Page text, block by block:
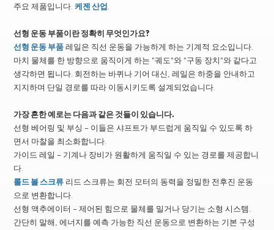
주요 제품입니다.케젠 산업
선형 운동 부품이란 정확히 무엇인가요?
선형 운동 부품레일은 직선 운동을 가능하게 하는 기계적 요소입니다.
마치 물체를 한 방향으로 움직이게 하는 "궤도"와 "구동 장치"와 같다고
생각하면 됩니다. 회전하는 바퀴나 기어 대신, 레일은 하중을 안내하고
지지하며 단일 경로를 따라 이동시키도록 설계되었습니다.
가장 흔한 예로는 다음과 같은 것들이 있습니다.
선형 베어링 및 부싱 – 이들은 샤프트가 부드럽게 움직일 수 있도록 하
면서 마찰을 최소화합니다.
가이드 레일 – 기계나 장비가 원활하게 움직일 수 있는 경로를 제공합니
다.
롤드 볼 스크류 리드 스크류는 회전 모터의 동력을 정밀한 전후진 운동
으로 변환합니다.
선형 액추에이터 – 제어된 힘으로 물체를 밀거나 당기는 소형 시스템.
간단히 말해, 에너지를 예측 가능한 직선 운동으로 변환하는 기본 구성